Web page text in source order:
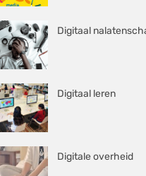
Digitaal
Digitaal leren
Digitale overheid